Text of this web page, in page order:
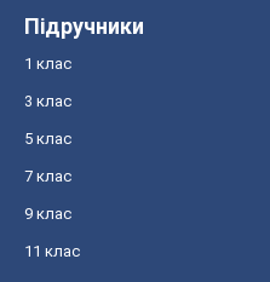
Підручники
1 клас
3 клас
5 клас
7 клас
9 клас
11 клас